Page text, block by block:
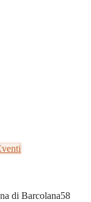
di Barcolana58